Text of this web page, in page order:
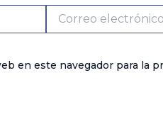
electrónico*
en este navegador para la